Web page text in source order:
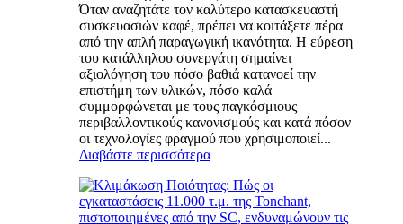
Όταν αναζητάτε τον καλύτερο κατασκευαστή
συσκευασιών καφέ, πρέπει να κοιτάξετε πέρα ​​
από την απλή παραγωγική ικανότητα. Η εύρεση
του κατάλληλου συνεργάτη σημαίνει
αξιολόγηση του πόσο βαθιά κατανοεί την
επιστήμη των υλικών, πόσο καλά
συμμορφώνεται με τους παγκόσμιους
περιβαλλοντικούς κανονισμούς και κατά πόσον
οι τεχνολογίες φραγμού που χρησιμοποιεί...
Διαβάστε περισσότερα